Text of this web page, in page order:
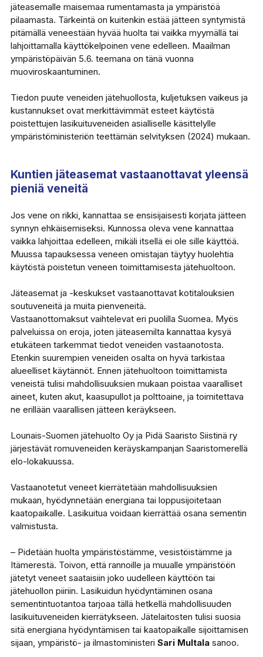
jäteasemalle maisemaa rumentamasta ja ympäristöä
pilaamasta. Tärkeintä on kuitenkin estää jätteen syntymistä
pitämällä veneestään hyvää huolta tai vaikka myymällä tai
lahjoittamalla käyttökelpoinen vene edelleen. Maailman
ympäristöpäivän 5.6. teemana on tänä vuonna
muoviroskaantuminen.
Tiedon puute veneiden jätehuollosta, kuljetuksen vaikeus ja
kustannukset ovat merkittävimmät esteet käytöstä
poistettujen lasikuituveneiden asialliselle käsittelylle
ympäristöministeriön teettämän selvityksen (2024) mukaan.
Kuntien jäteasemat vastaanottavat yleensä
pieniä veneitä
Jos vene on rikki, kannattaa se ensisijaisesti korjata jätteen
synnyn ehkäisemiseksi. Kunnossa oleva vene kannattaa
vaikka lahjoittaa edelleen, mikäli itsellä ei ole sille käyttöä.
Muussa tapauksessa veneen omistajan täytyy huolehtia
käytöstä poistetun veneen toimittamisesta jätehuoltoon.
Jäteasemat ja -keskukset vastaanottavat kotitalouksien
soutuveneitä ja muita pienveneitä.
Vastaanottomaksut vaihtelevat eri puolilla Suomea. Myös
palveluissa on eroja, joten jäteasemilta kannattaa kysyä
etukäteen tarkemmat tiedot veneiden vastaanotosta.
Etenkin suurempien veneiden osalta on hyvä tarkistaa
alueelliset käytännöt. Ennen jätehuoltoon toimittamista
veneistä tulisi mahdollisuuksien mukaan poistaa vaaralliset
aineet, kuten akut, kaasupullot ja polttoaine, ja toimitettava
ne erillään vaarallisen jätteen keräykseen.
Lounais-Suomen jätehuolto Oy ja Pidä Saaristo Siistinä ry
järjestävät romuveneiden keräyskampanjan Saaristomerellä
elo-lokakuussa.
Vastaanotetut veneet kierrätetään mahdollisuuksien
mukaan, hyödynnetään energiana tai loppusijoitetaan
kaatopaikalle. Lasikuitua voidaan kierrättää osana sementin
valmistusta.
– Pidetään huolta ympäristöstämme, vesistöistämme ja
Itämerestä. Toivon, että rannoille ja muualle ympäristöön
jätetyt veneet saataisiin joko uudelleen käyttöön tai
jätehuollon piiriin. Lasikuidun hyödyntäminen osana
sementintuotantoa tarjoaa tällä hetkellä mahdollisuuden
lasikuituveneiden kierrätykseen. Jätelaitosten tulisi suosia
sitä energiana hyödyntämisen tai kaatopaikalle sijoittamisen
sijaan, ympäristö- ja ilmastoministeri Sari Multala sanoo.